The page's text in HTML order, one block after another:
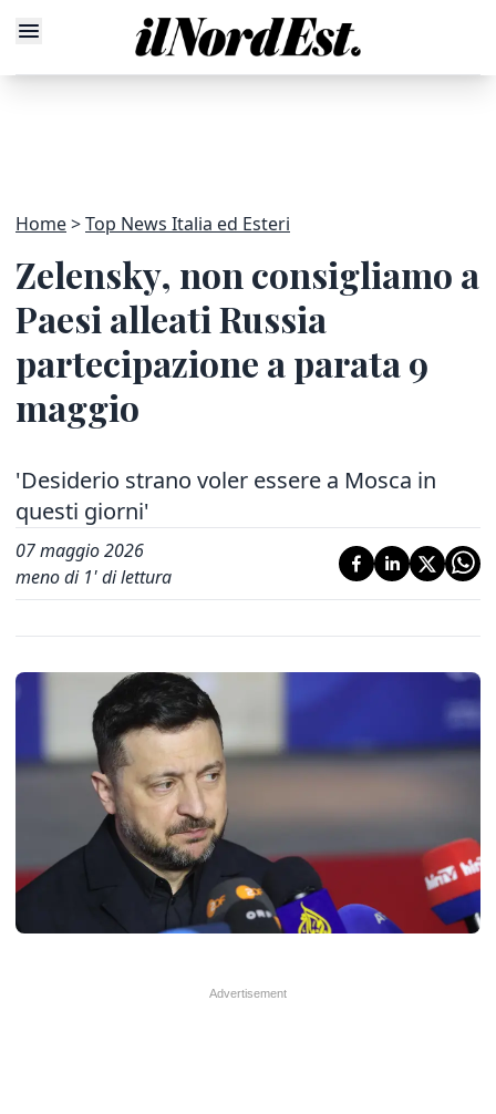
Home Top News Italia ed Esteri
Zelensky, non consigliamo a
Paesi alleati Russia
partecipazione a parata 9
maggio
'Desiderio strano voler essere a Mosca in
questi giorni'
07 maggio 2026
meno di 1' di lettura